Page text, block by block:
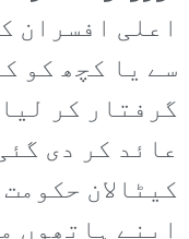
اعلی افسران
سے یا کچھ کو
گرفتار کر
عائد کر دی
کیٹالان